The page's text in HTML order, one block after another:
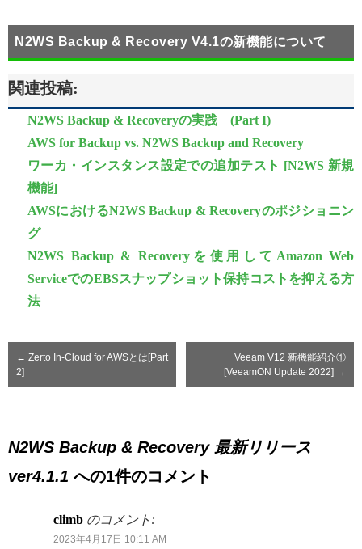
N2WS Backup & Recovery V4.1の新機能について
関連投稿:
N2WS Backup & Recoveryの実践 (Part I)
AWS for Backup vs. N2WS Backup and Recovery
ワーカ・インスタンス設定での追加テスト [N2WS 新規
機能]
AWSにおけるN2WS Backup & Recoveryのポジショニン
グ
N2WS Backup & Recoveryを使用してAmazon Web
ServiceでのEBSスナップショット保持コストを抑える方
法
← Zerto In-Cloud for AWSとは[Part
2]
Veeam V12 新機能紹介①
[VeeamON Update 2022] →
N2WS Backup & Recovery 最新リリース
ver4.1.1 への1件のコメント
climb のコメント:
2023年4月17日 10:11 AM